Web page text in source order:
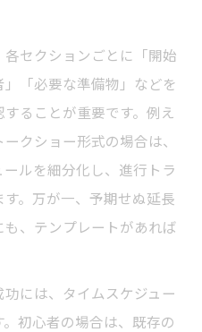
セクションごとに「開始
「必要な準備物」などを
ることが重要です。例え
クショー形式の場合は、
ルを細分化し、進行トラ
。万が一、予期せぬ延長
、テンプレートがあれば
には、タイムスケジュー
初心者の場合は、既存の